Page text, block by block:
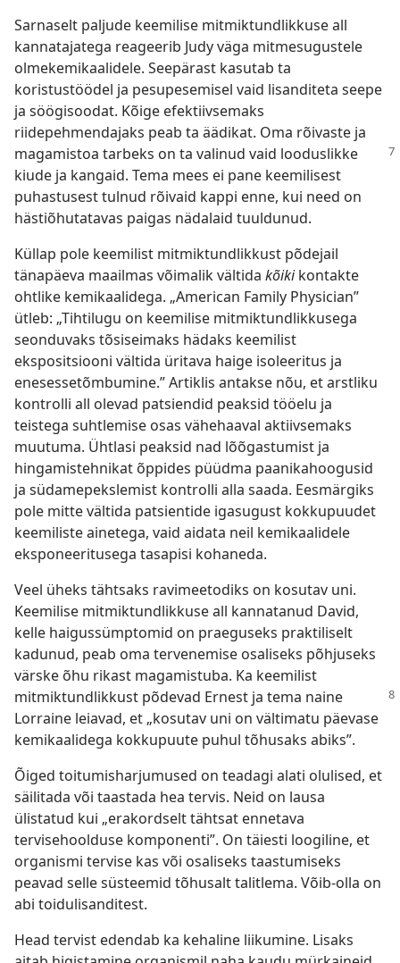
Sarnaselt paljude keemilise mitmiktundlikkuse all
kannatajatega reageerib Judy väga mitmesugustele
olmekemikaalidele. Seepärast kasutab ta
koristustöödel ja pesupesemisel vaid lisanditeta seepe
ja söögisoodat. Kõige efektiivsemaks
riidepehmendajaks peab ta äädikat. Oma rõivaste ja
magamistoa tarbeks on ta valinud vaid looduslikke
kiude ja kangaid. Tema mees ei pane keemilisest
puhastusest tulnud rõivaid kappi enne, kui need on
hästiõhutatavas paigas nädalaid tuuldunud.
Küllap pole keemilist mitmiktundlikkust põdejail
tänapäeva maailmas võimalik vältida kõikikontakte
ohtlike kemikaalidega. „American Family Physician”
ütleb: „Tihtilugu on keemilise mitmiktundlikkusega
seonduvaks tõsiseimaks hädaks keemilist
ekspositsiooni vältida üritava haige isoleeritus ja
enesessetõmbumine.” Artiklis antakse nõu, et arstliku
kontrolli all olevad patsiendid peaksid tööelu ja
teistega suhtlemise osas vähehaaval aktiivsemaks
muutuma. Ühtlasi peaksid nad lõõgastumist ja
hingamistehnikat õppides püüdma paanikahoogusid
ja südamepekslemist kontrolli alla saada. Eesmärgiks
pole mitte vältida patsientide igasugust kokkupuudet
keemiliste ainetega, vaid aidata neil kemikaalidele
eksponeeritusega tasapisi kohaneda.
Veel üheks tähtsaks ravimeetodiks on kosutav uni.
Keemilise mitmiktundlikkuse all kannatanud David,
kelle haigussümptomid on praeguseks praktiliselt
kadunud, peab oma tervenemise osaliseks põhjuseks
värske õhu rikast magamistuba. Ka keemilist
mitmiktundlikkust põdevad Ernest ja tema naine
Lorraine leiavad, et „kosutav uni on vältimatu päevase
kemikaalidega kokkupuute puhul tõhusaks abiks”.
Õiged toitumisharjumused on teadagi alati olulised, et
säilitada või taastada hea tervis. Neid on lausa
ülistatud kui „erakordselt tähtsat ennetava
tervisehoolduse komponenti”. On täiesti loogiline, et
organismi tervise kas või osaliseks taastumiseks
peavad selle süsteemid tõhusalt talitlema. Võib-olla on
abi toidulisanditest.
Head tervist edendab ka kehaline liikumine. Lisaks